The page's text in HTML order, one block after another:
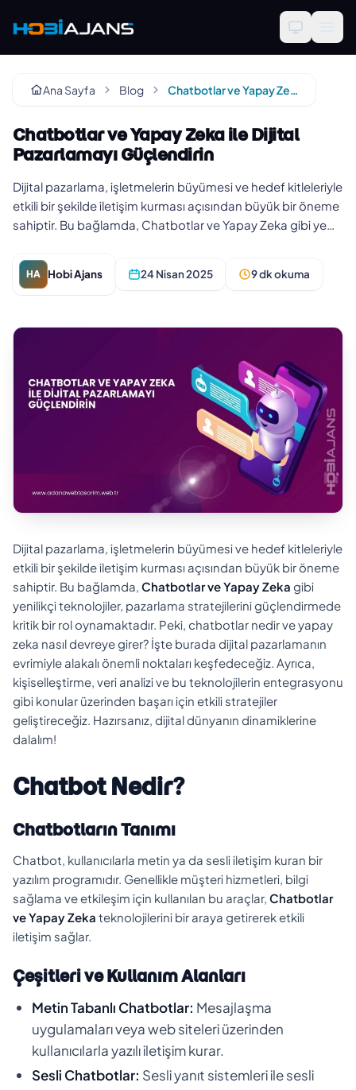
Ana Sayfa Blog Chatbotlar ve Yapay Zeka ile Dijital Pazarlamayı Güçlendirin
Chatbotlar ve Yapay Zeka ile Dijital
Pazarlamayı Güçlendirin
Dijital pazarlama, işletmelerin büyümesi ve hedef kitleleriyle
etkili bir şekilde iletişim kurması açısından büyük bir öneme
sahiptir. Bu bağlamda, Chatbotlar ve Yapay Zeka gibi ye…
HA Hobi Ajans 24 Nisan 2025 9 dk okuma
Dijital pazarlama, işletmelerin büyümesi ve hedef kitleleriyle
etkili bir şekilde iletişim kurması açısından büyük bir öneme
sahiptir. Bu bağlamda, Chatbotlar ve Yapay Zeka gibi
yenilikçi teknolojiler, pazarlama stratejilerini güçlendirmede
kritik bir rol oynamaktadır. Peki, chatbotlar nedir ve yapay
zeka nasıl devreye girer? İşte burada dijital pazarlamanın
evrimiyle alakalı önemli noktaları keşfedeceğiz. Ayrıca,
kişiselleştirme, veri analizi ve bu teknolojilerin entegrasyonu
gibi konular üzerinden başarı için etkili stratejiler
geliştireceğiz. Hazırsanız, dijital dünyanın dinamiklerine
dalalım!
Chatbot Nedir?
Chatbotların Tanımı
Chatbot, kullanıcılarla metin ya da sesli iletişim kuran bir
yazılım programıdır. Genellikle müşteri hizmetleri, bilgi
sağlama ve etkileşim için kullanılan bu araçlar, Chatbotlar
ve Yapay Zeka teknolojilerini bir araya getirerek etkili
iletişim sağlar.
Çeşitleri ve Kullanım Alanları
Metin Tabanlı Chatbotlar: Mesajlaşma
uygulamaları veya web siteleri üzerinden
kullanıcılarla yazılı iletişim kurar.
Sesli Chatbotlar: Sesli yanıt sistemleri ile sesli